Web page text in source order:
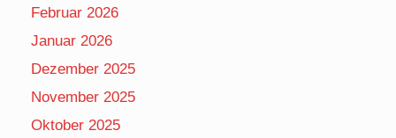
Februar 2026
Januar 2026
Dezember 2025
November 2025
Oktober 2025